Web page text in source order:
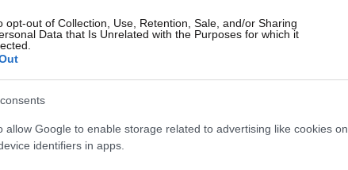
opt-out of Collection, Use, Retention, Sale, and/or Sharing
Data that Is Unrelated with the Purposes for which it
allow Google to enable storage related to advertising like cookies on
identifiers in apps.